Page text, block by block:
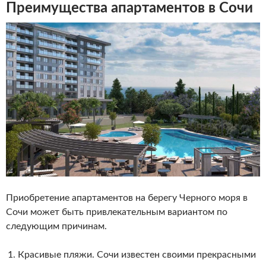
Преимущества апартаментов в Сочи
Приобретение апартаментов на берегу Черного моря в
Сочи может быть привлекательным вариантом по
следующим причинам.
Красивые пляжи. Сочи известен своими прекрасными